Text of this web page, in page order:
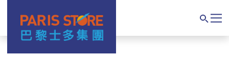
Navigation principale